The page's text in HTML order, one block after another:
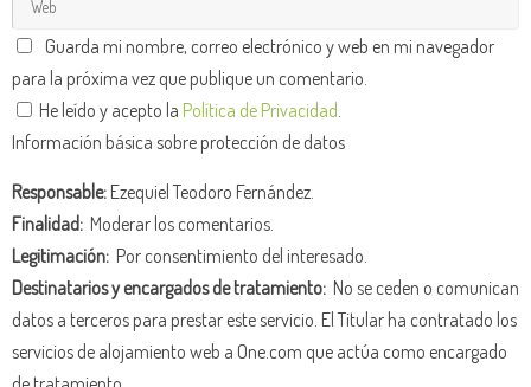
Guarda mi nombre, correo electrónico y web en mi navegador
para la próxima vez que publique un comentario.
He leído y acepto la Política de Privacidad
Información básica sobre protección de datos
Responsable:Ezequiel Teodoro Fernández.
Finalidad: Moderar los comentarios.
Legitimación: Por consentimiento del interesado.
Destinatarios y encargados de tratamiento: No se ceden o comunican
datos a terceros para prestar este servicio. El Titular ha contratado los
servicios de alojamiento web a One.com que actúa como encargado